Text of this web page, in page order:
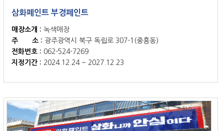
삼화페인트 부경페인트
매장소개 : 녹색매장
주 소 : 광주광역시 북구 독립로 307-1(중흥동)
전화번호 : 062-524-7269
지정기간 : 2024.12.24 ~ 2027.12.23
조회수 : 411